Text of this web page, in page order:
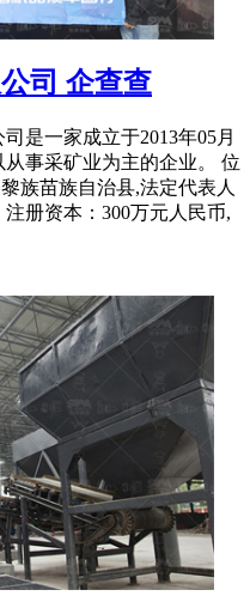
司 企查查
是⼀家成⽴于2013年05月
事采矿业为主的企业。 位
族苗族自治县,法定代表人
册资本：300万元人民币,